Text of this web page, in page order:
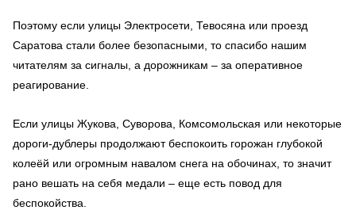
Поэтому если улицы Электросети, Тевосяна или проезд
Саратова стали более безопасными, то спасибо нашим
читателям за сигналы, а дорожникам – за оперативное
реагирование.
Если улицы Жукова, Суворова, Комсомольская или некоторые
дороги-дублеры продолжают беспокоить горожан глубокой
колеёй или огромным навалом снега на обочинах, то значит
рано вешать на себя медали – еще есть повод для
беспокойства.